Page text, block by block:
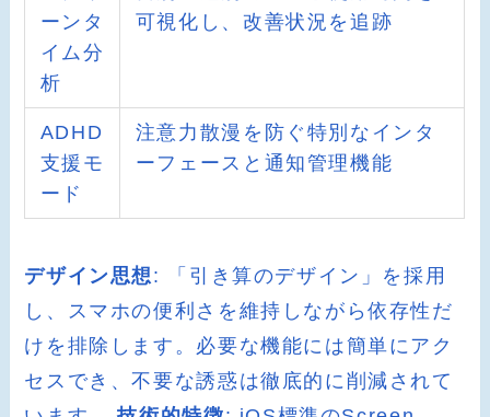
ーンタ
イム分
析
可視化し、改善状況を追跡
ADHD
支援モ
ード
注意力散漫を防ぐ特別なインタ
ーフェースと通知管理機能
デザイン思想: 「引き算のデザイン」を採用
し、スマホの便利さを維持しながら依存性だ
けを排除します。必要な機能には簡単にアク
セスでき、不要な誘惑は徹底的に削減されて